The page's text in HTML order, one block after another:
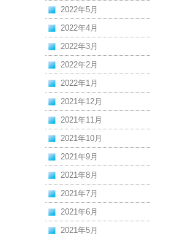
2022年5月
2022年4月
2022年3月
2022年2月
2022年1月
2021年12月
2021年11月
2021年10月
2021年9月
2021年8月
2021年7月
2021年6月
2021年5月